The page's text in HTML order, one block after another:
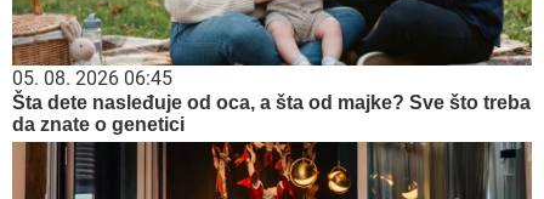
05. 08. 2026 06:45
Šta dete nasleđuje od oca, a šta od majke? Sve što treba
da znate o genetici